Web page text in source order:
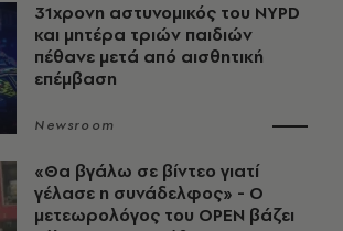
31χρονη αστυνομικός του NYPD
και μητέρα τριών παιδιών
πέθανε μετά από αισθητική
επέμβαση
Newsroom
«Θα βγάλω σε βίντεο γιατί
γέλασε η συνάδελφος» - Ο
μετεωρολόγος του OPEN βάζει